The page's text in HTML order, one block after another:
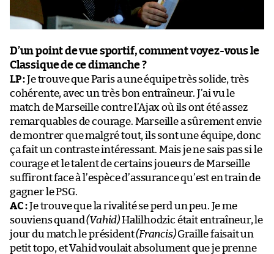
D’un point de vue sportif, comment voyez-vous le
Classique de ce dimanche ?
LP :Je trouve que Paris a une équipe très solide, très
cohérente, avec un très bon entraîneur. J’ai vu le
match de Marseille contre l’Ajax où ils ont été assez
remarquables de courage. Marseille a sûrement envie
de montrer que malgré tout, ils sont une équipe, donc
ça fait un contraste intéressant. Mais je ne sais pas si le
courage et le talent de certains joueurs de Marseille
suffiront face à l’espèce d’assurance qu’est en train de
gagner le PSG.
AC :Je trouve que la rivalité se perd un peu. Je me
souviens quand(Vahid)Halilhodzic était entraîneur, le
jour du match le président(Francis)Graille faisait un
petit topo, et Vahid voulait absolument que je prenne